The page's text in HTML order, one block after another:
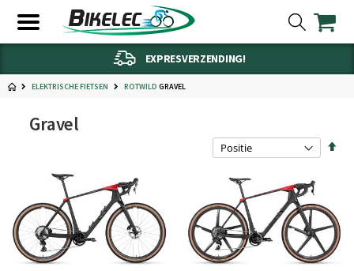
EXPRESVERZENDING!
ELEKTRISCHE FIETSEN ROTWILD GRAVEL
Gravel
Van